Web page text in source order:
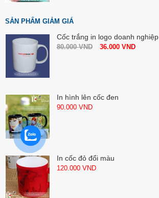
SẢN PHẨM GIẢM GIÁ
Cốc trắng in logo doanh nghiệp
80.000VND 36.000 VND
In hình lên cốc đen
90.000 VND
In cốc đỏ đổi màu
120.000 VND